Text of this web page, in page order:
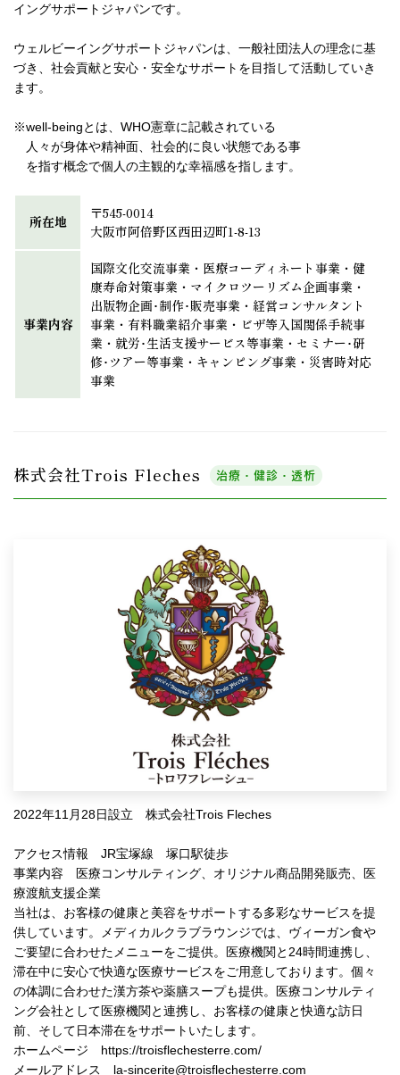
イングサポートジャパンです。
ウェルビーイングサポートジャパンは、一般社団法人の理念に基
づき、社会貢献と安心・安全なサポートを目指して活動していき
ます。
※well-beingとは、WHO憲章に記載されている
人々が身体や精神面、社会的に良い状態である事
を指す概念で個人の主観的な幸福感を指します。
所在地
〒545-0014
大阪市阿倍野区西田辺町1-8-13
事業内容
国際文化交流事業・医療コーディネート事業・健
康寿命対策事業・マイクロツーリズム企画事業・
出版物企画･制作･販売事業・経営コンサルタント
事業・有料職業紹介事業・ビザ等入国関係手続事
業・就労･生活支援サービス等事業・セミナー･研
修･ツアー等事業・キャンピング事業・災害時対応
事業
株式会社Trois Fleches 治療・健診・透析
2022年11月28日設立 株式会社Trois Fleches
アクセス情報 JR宝塚線 塚口駅徒歩
事業内容 医療コンサルティング、オリジナル商品開発販売、医
療渡航支援企業
当社は、お客様の健康と美容をサポートする多彩なサービスを提
供しています。メディカルクラブラウンジでは、ヴィーガン食や
ご要望に合わせたメニューをご提供。医療機関と24時間連携し、
滞在中に安心で快適な医療サービスをご用意しております。個々
の体調に合わせた漢方茶や薬膳スープも提供。医療コンサルティ
ング会社として医療機関と連携し、お客様の健康と快適な訪日
前、そして日本滞在をサポートいたします。
ホームページ https://troisflechesterre.com/
メールアドレス la-sincerite@troisflechesterre.com